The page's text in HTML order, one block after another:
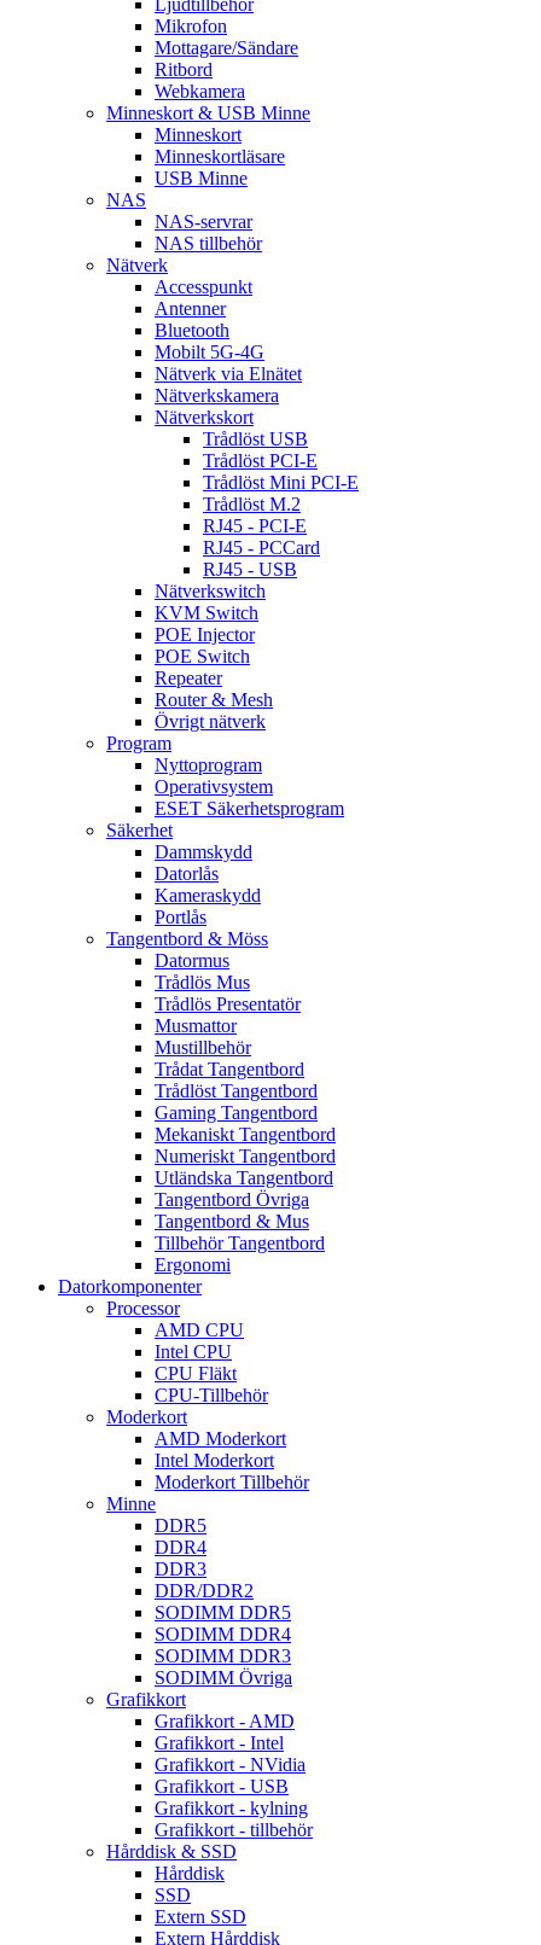
Ljudtillbehör
Mikrofon
Mottagare/Sändare
Ritbord
Webkamera
Minneskort & USB Minne
Minneskort
Minneskortläsare
USB Minne
NAS
NAS-servrar
NAS tillbehör
Nätverk
Accesspunkt
Antenner
Bluetooth
Mobilt 5G-4G
Nätverk via Elnätet
Nätverkskamera
Nätverkskort
Trådlöst USB
Trådlöst PCI-E
Trådlöst Mini PCI-E
Trådlöst M.2
RJ45 - PCI-E
RJ45 - PCCard
RJ45 - USB
Nätverkswitch
KVM Switch
POE Injector
POE Switch
Repeater
Router & Mesh
Övrigt nätverk
Program
Nyttoprogram
Operativsystem
ESET Säkerhetsprogram
Säkerhet
Dammskydd
Datorlås
Kameraskydd
Portlås
Tangentbord & Möss
Datormus
Trådlös Mus
Trådlös Presentatör
Musmattor
Mustillbehör
Trådat Tangentbord
Trådlöst Tangentbord
Gaming Tangentbord
Mekaniskt Tangentbord
Numeriskt Tangentbord
Utländska Tangentbord
Tangentbord Övriga
Tangentbord & Mus
Tillbehör Tangentbord
Ergonomi
Datorkomponenter
Processor
AMD CPU
Intel CPU
CPU Fläkt
CPU-Tillbehör
Moderkort
AMD Moderkort
Intel Moderkort
Moderkort Tillbehör
Minne
DDR5
DDR4
DDR3
DDR/DDR2
SODIMM DDR5
SODIMM DDR4
SODIMM DDR3
SODIMM Övriga
Grafikkort
Grafikkort - AMD
Grafikkort - Intel
Grafikkort - NVidia
Grafikkort - USB
Grafikkort - kylning
Grafikkort - tillbehör
Hårddisk & SSD
Hårddisk
SSD
Extern SSD
Extern Hårddisk